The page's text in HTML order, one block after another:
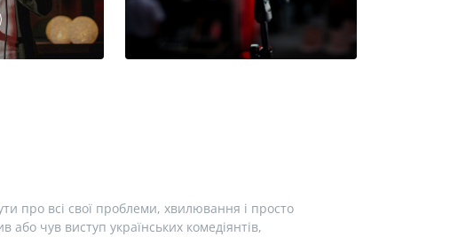
про всі свої проблеми, хвилювання і просто
чув виступ українських комедіянтів,